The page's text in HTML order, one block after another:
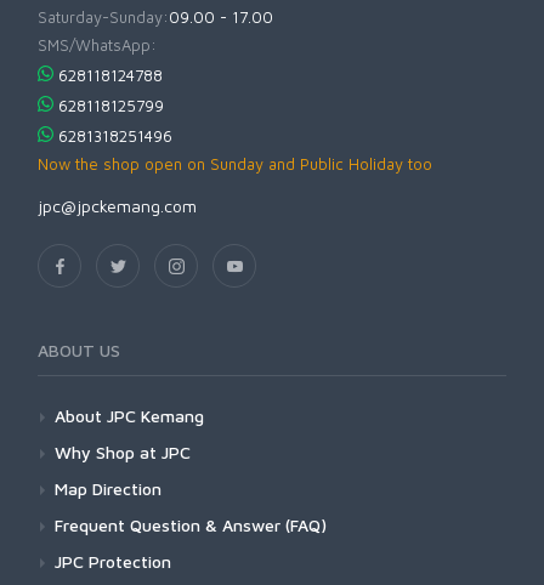
Saturday-Sunday:09.00 - 17.00
SMS/WhatsApp:
628118124788
628118125799
6281318251496
Now the shop open on Sunday and Public Holiday too
jpc@jpckemang.com
ABOUT US
About JPC Kemang
Why Shop at JPC
Map Direction
Frequent Question & Answer (FAQ)
JPC Protection